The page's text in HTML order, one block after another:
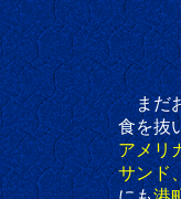
まだお昼には早
食を抜いて来たの
アメリ
サンド、グ